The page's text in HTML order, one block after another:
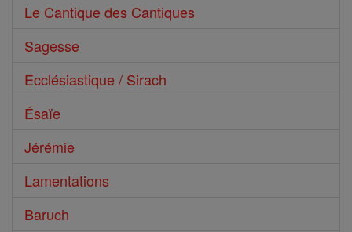
Le Cantique des Cantiques
Sagesse
Ecclésiastique / Sirach
Ésaïe
Jérémie
Lamentations
Baruch